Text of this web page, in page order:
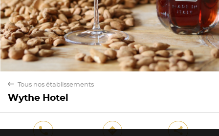
back Tous nos établissements
Wythe Hotel
phone direction share